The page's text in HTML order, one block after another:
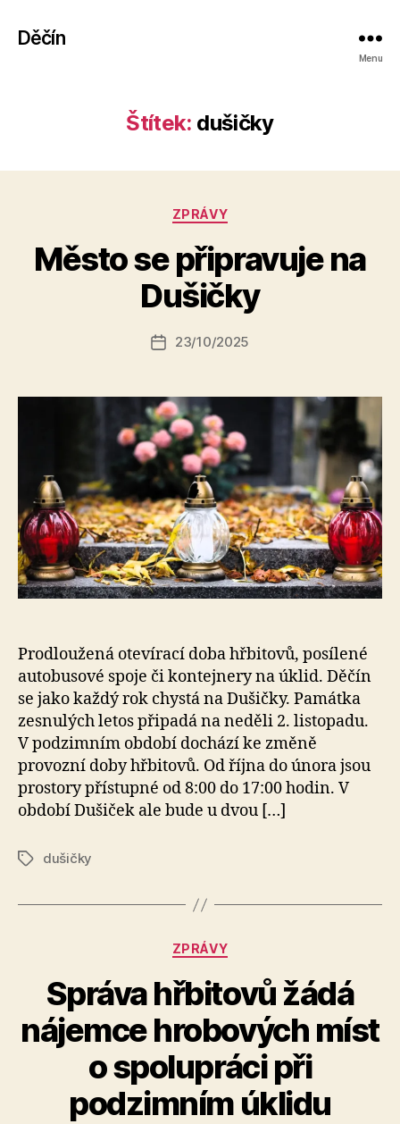
Děčín
Menu
Štítek: dušičky
Rubriky
ZPRÁVY
Město se připravuje na
Dušičky
Autor
příspěvku
u
o
a
s
Datum
23/10/2025
Prodloužená otevírací doba hřbitovů, posílené
autobusové spoje či kontejnery na úklid. Děčín
se jako každý rok chystá na Dušičky. Památka
zesnulých letos připadá na neděli 2. listopadu.
V podzimním období dochází ke změně
provozní doby hřbitovů. Od října do února jsou
prostory přístupné od 8:00 do 17:00 hodin. V
období Dušiček ale bude u dvou […]
Štítkydušičky
Rubriky
ZPRÁVY
Správa hřbitovů žádá
nájemce hrobových míst
o spolupráci při
podzimním úklidu
A
u